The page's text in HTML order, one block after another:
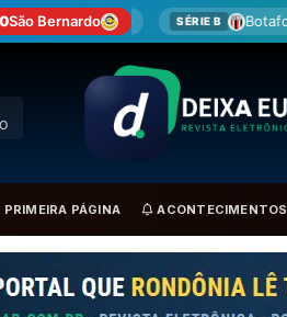
São Bernardo
SÉRIE B Botafogo-SPxAmérica-MG
PRIMEIRA PÁGINA ACONTECIMENTOS